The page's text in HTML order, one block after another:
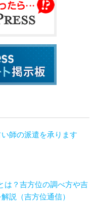
師の派遣を承ります
は？吉方位の調べ方や吉
説（吉方位通信）